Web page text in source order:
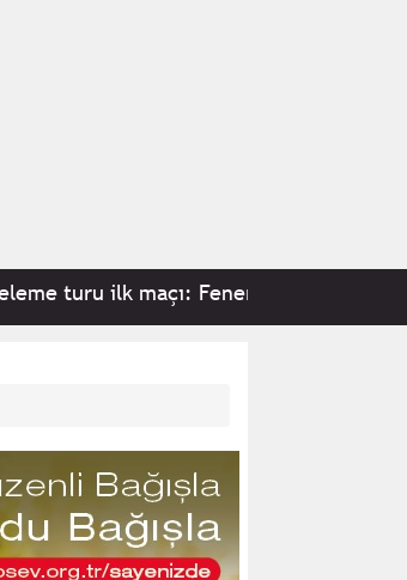
maçı: Fenerbahçe 2-0 Sturm Graz